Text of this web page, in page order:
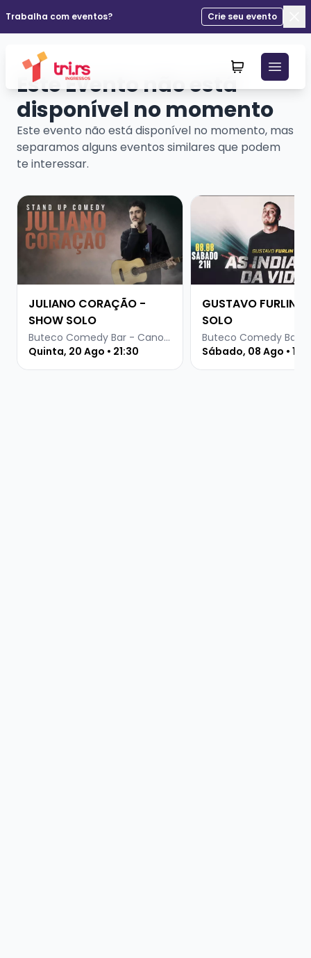
Trabalha com eventos?
Crie seu evento
Este Evento não está
disponível no momento
Este evento não está disponível no momento, mas
separamos alguns eventos similares que podem
te interessar.
Veja mais sobre JULIANO CORAÇÃO - SHOW SOLO
JULIANO CORAÇÃO -
SHOW SOLO
Buteco Comedy Bar - Canoas
Quinta, 20 Ago • 21:30
Veja mais sobre
GUSTAVO FURLIN -
SOLO
Sábado, 08 Ago • 19